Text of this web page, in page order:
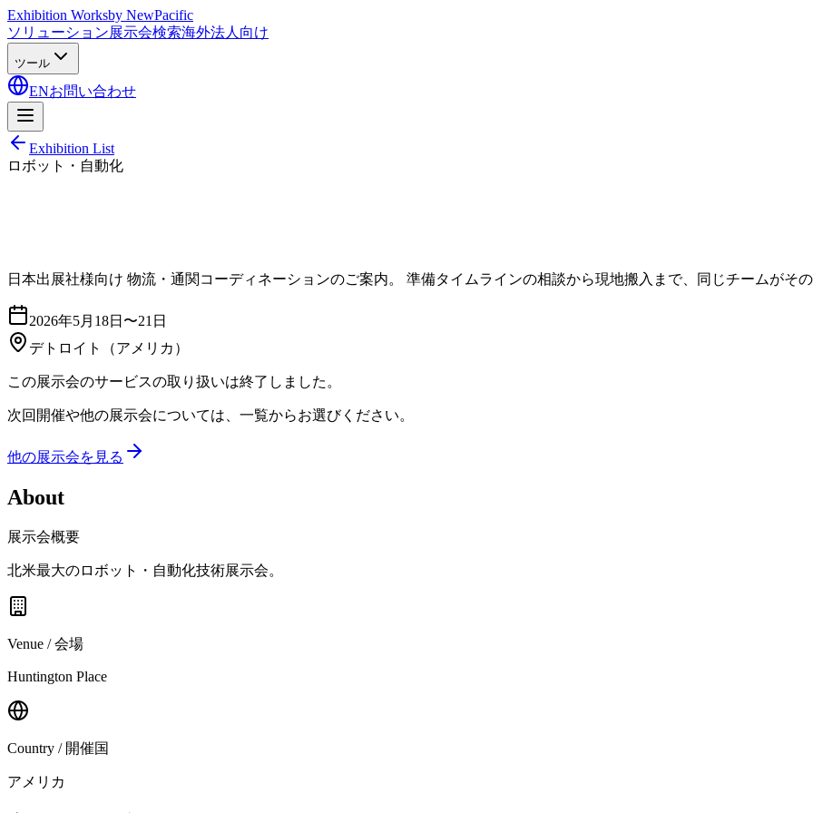
Exhibition Worksby NewPacific
ソリューション展示会検索海外法人向け
ツール
ENお問い合わせ
Exhibition List
ロボット・自動化
日本出展社様向け 物流・通関コーディネーションのご案内。 準備タイムラインの相談から現地搬入まで、同じチームがその
2026年5月18日〜21日
デトロイト
（アメリカ）
この展示会のサービスの取り扱いは終了しました。
次回開催や他の展示会については、一覧からお選びください。
他の展示会を見る
About
展示会概要
北米最大のロボット・自動化技術展示会。
Venue / 会場
Huntington Place
Country / 開催国
アメリカ